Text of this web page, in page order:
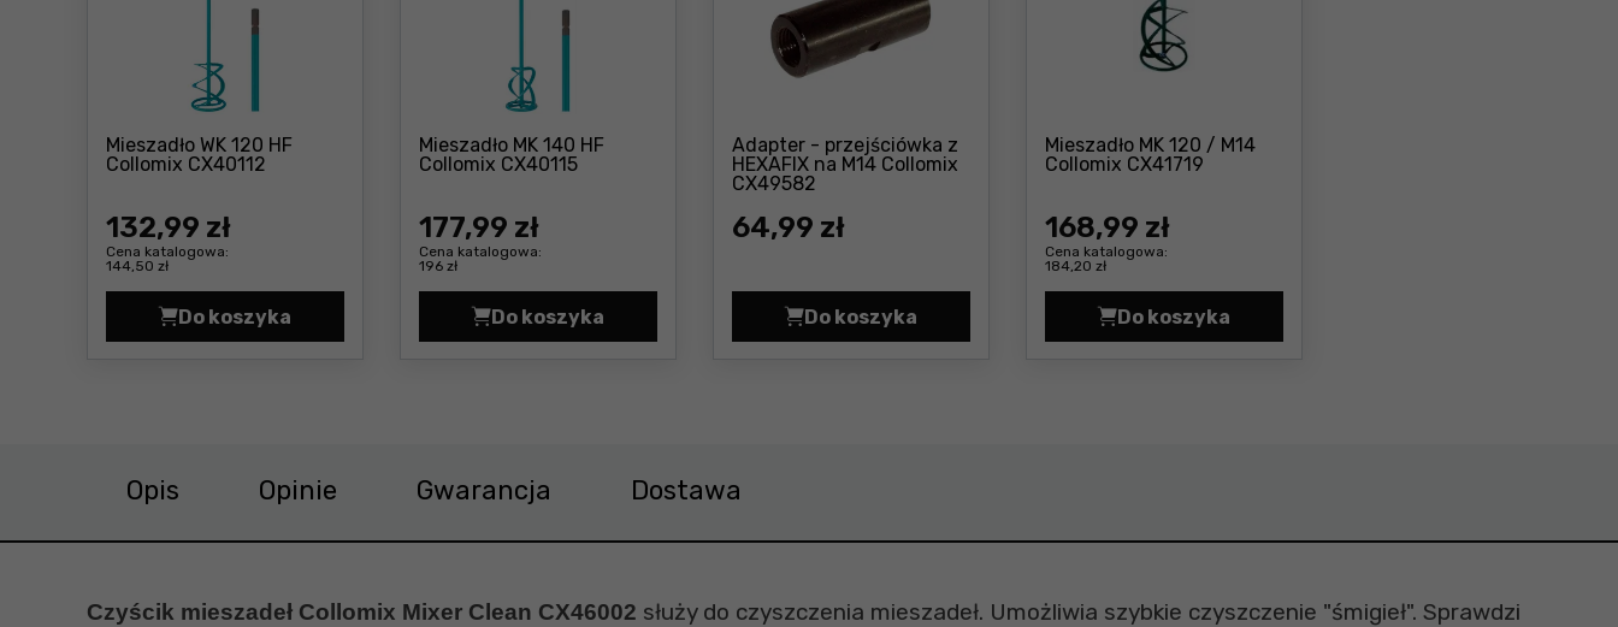
Mieszadło WK 120 HF
Collomix CX40112
132,99 zł
Cena katalogowa:
144,50 zł
Do koszyka
Mieszadło WK 120 HF Collomix CX40112 Cena 132,99 zł
Mieszadło MK 140 HF
Collomix CX40115
177,99 zł
Cena katalogowa:
196 zł
Do koszyka
Mieszadło MK 140 HF Collomix CX40115 Cena 177,99 zł
Adapter - przejściówka z
HEXAFIX na M14 Collomix
CX49582
64,99 zł
Do koszyka
Adapter - przejściówka z HEXAFIX na M14 Collomix CX49582 Cena 64,99 zł
Mieszadło MK 120 / M14
Collomix CX41719
168,99 zł
Cena katalogowa:
184,20 zł
Do koszyka
Mieszadło MK 120 / M14 Collomix CX41719
Opis Opinie Gwarancja Dostawa
Czyścik mieszadeł Collomix Mixer Clean CX46002 służy do czyszczenia mieszadeł. Umożliwia szybkie czyszczenie "śmigieł". Sprawdzi